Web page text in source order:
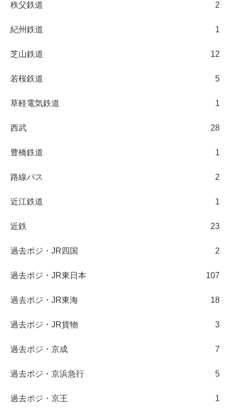
秩父鉄道 2
紀州鉄道 1
芝山鉄道 12
若桜鉄道 5
草軽電気鉄道 1
西武 28
豊橋鉄道 1
路線バス 2
近江鉄道 1
近鉄 23
過去ポジ・JR四国 2
過去ポジ・JR東日本 107
過去ポジ・JR東海 18
過去ポジ・JR貨物 3
過去ポジ・京成 7
過去ポジ・京浜急行 5
過去ポジ・京王 1